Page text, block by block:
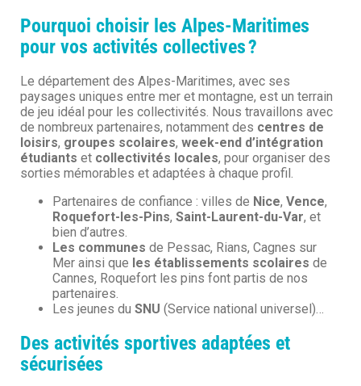
Pourquoi choisir les Alpes-Maritimes
pour vos activités collectives ?
Le département des Alpes-Maritimes, avec ses
paysages uniques entre mer et montagne, est un terrain
de jeu idéal pour les collectivités. Nous travaillons avec
de nombreux partenaires, notamment des centres de
loisirs, groupes scolaires,week-end d’intégration
étudiants et collectivités locales, pour organiser des
sorties mémorables et adaptées à chaque profil.
Partenaires de confiance : villes de Nice,Vence,
Roquefort-les-Pins,Saint-Laurent-du-Var, et
bien d’autres.
Les communes de Pessac, Rians, Cagnes sur
Mer ainsi que les établissements scolaires de
Cannes, Roquefort les pins font partis de nos
partenaires.
Les jeunes duSNU (Service national universel)…
Des activités sportives adaptées et
sécurisées